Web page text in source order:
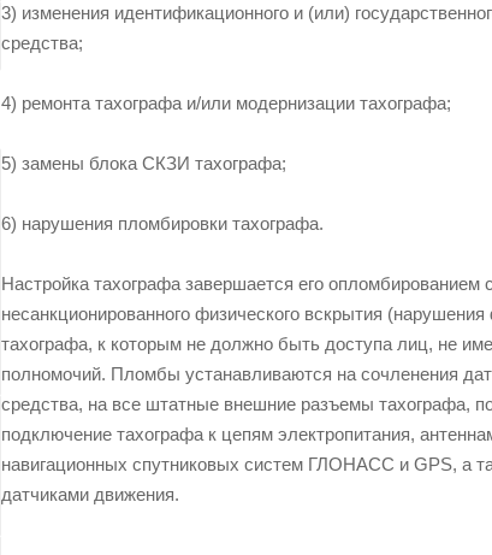
3) изменения идентификационного и (или)
средства;
4) ремонта тахографа и/или модернизации тахографа;
5) замены блока СКЗИ тахографа;
6) нарушения пломбировки тахографа.
Настройка тахографа завершается его
несанкционированного физического вскрытия
тахографа, к которым не должно быть доступа лиц, не
полномочий. Пломбы устанавливаются на сочленения
средства, на все штатные внешние разъемы тахографа,
подключение тахографа к цепям электропитания,
навигационных спутниковых систем ГЛОНАСС и GPS, а
датчиками движения.